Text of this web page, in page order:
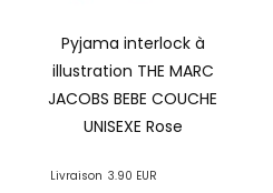
Pyjama interlock à
illustration THE MARC
JACOBS BEBE COUCHE
UNISEXE Rose
Livraison 3.90 EUR